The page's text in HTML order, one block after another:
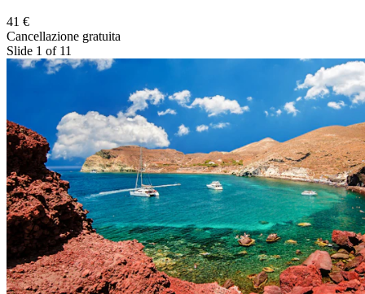
41 €
Cancellazione gratuita
Slide 1 of 11